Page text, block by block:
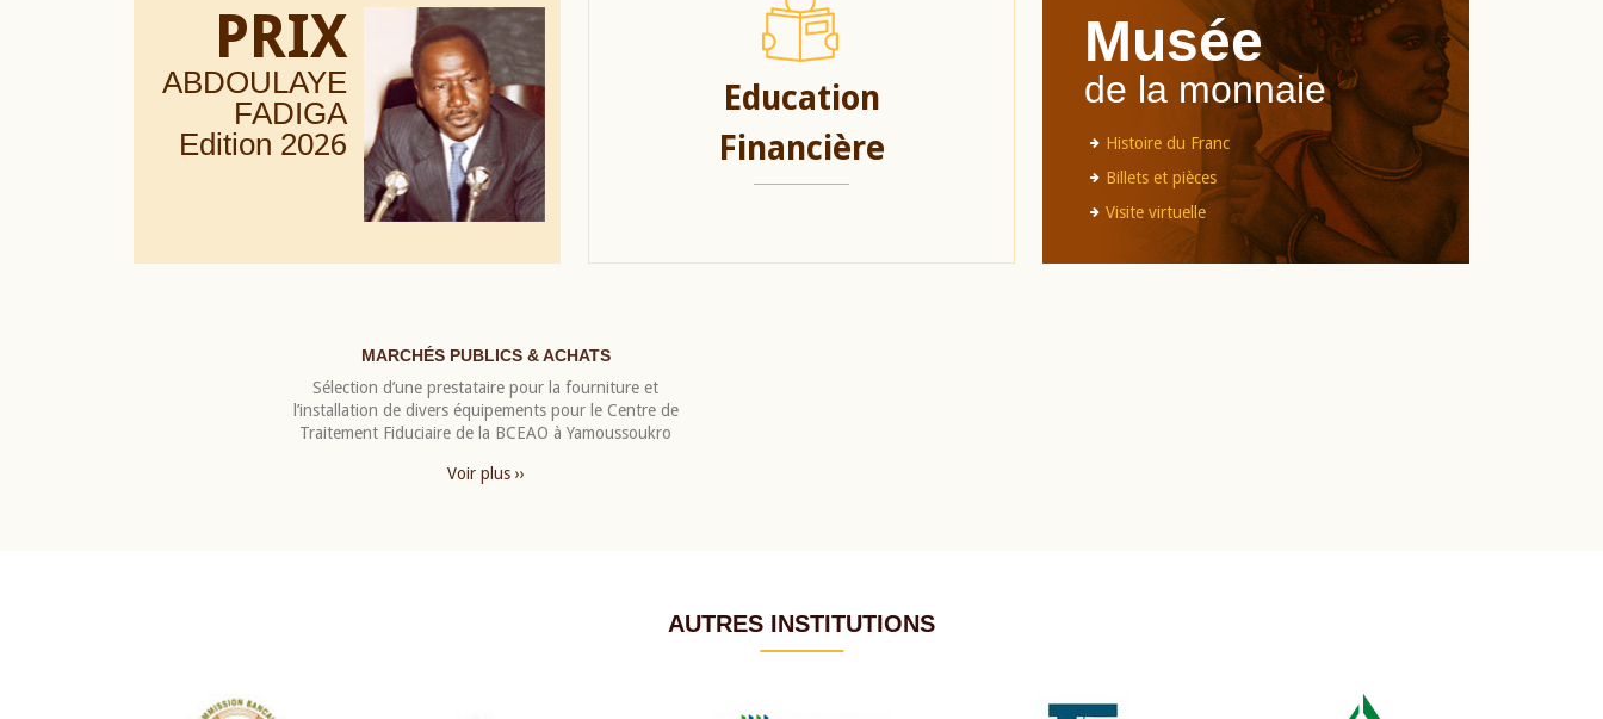
PRIX
ABDOULAYE
FADIGA
Edition 2026
Education
Financière
Musée
de la monnaie
Histoire du Franc
Billets et pièces
Visite virtuelle
MARCHÉS PUBLICS & ACHATS
Sélection d’une prestataire pour la fourniture et
l’installation de divers équipements pour le Centre de
Traitement Fiduciaire de la BCEAO à Yamoussoukro
Voir plus ››
AUTRES INSTITUTIONS